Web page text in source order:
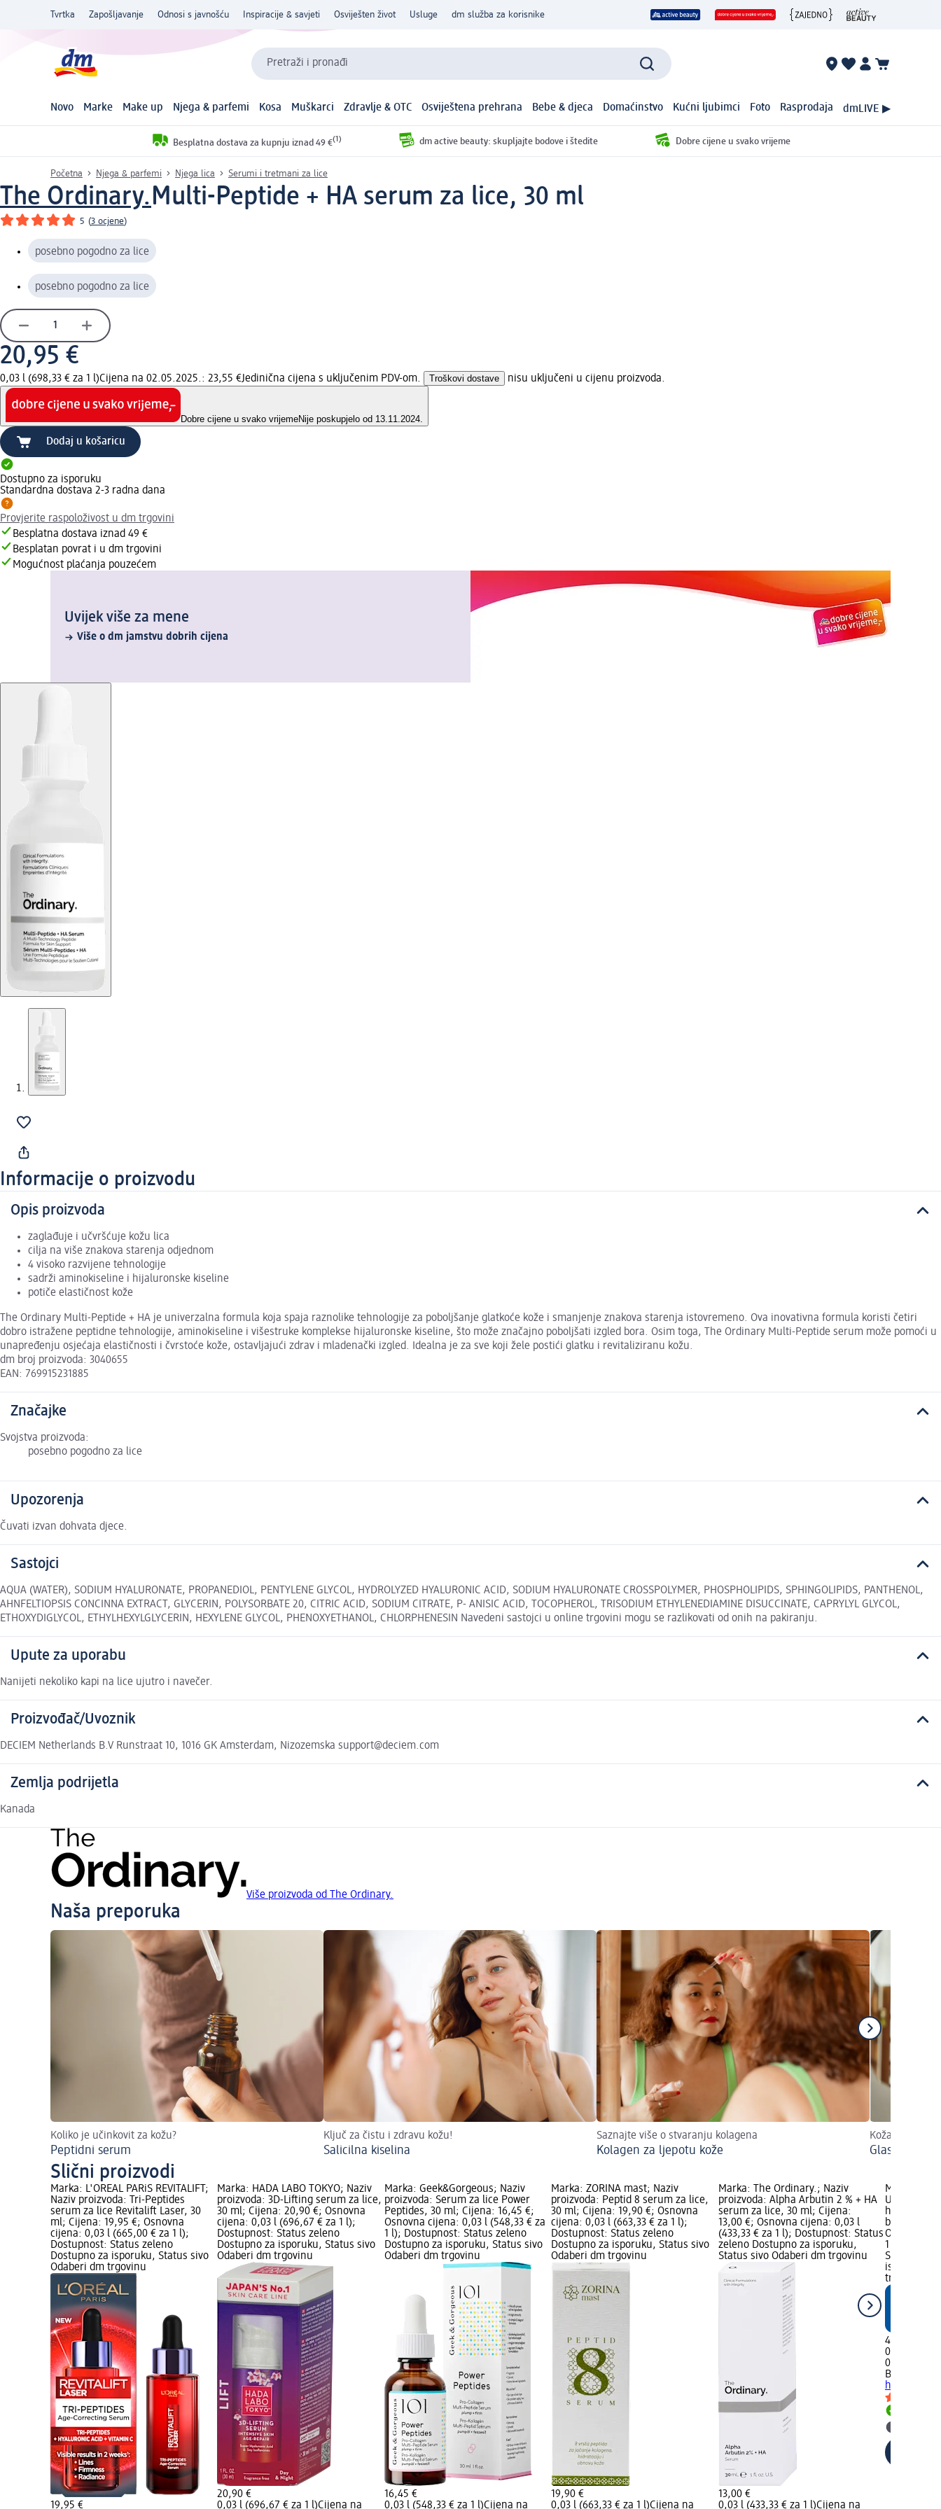
Tvrtka Zapošljavanje Odnosi s javnošću Inspiracije & savjeti Osviješten život Usluge dm služba za korisnike
Pretraži i pronađi
Novo Marke Make up Njega & parfemi Kosa Muškarci Zdravlje & OTC Osviještena prehrana Bebe & djeca Domaćinstvo Kućni ljubimci Foto Rasprodaja dmLIVE ▶
Besplatna dostava za kupnju iznad 49 €(1) dm active beauty: skupljajte bodove i štedite Dobre cijene u svako vrijeme
Početna Njega & parfemi Njega lica Serumi i tretmani za lice
The Ordinary.Multi-Peptide + HA serum za lice, 30 ml
5 (3 ocjene)
posebno pogodno za lice
posebno pogodno za lice
20,95 €
0,03 l (698,33 € za 1 l)Cijena na 02.05.2025.: 23,55 €Jedinična cijena s uključenim PDV-om. Troškovi dostave nisu uključeni u cijenu proizvoda.
Dobre cijene u svako vrijemeNije poskupjelo od 13.11.2024.
Dodaj u košaricu
Dostupno za isporuku
Standardna dostava 2-3 radna dana
Provjerite raspoloživost u dm trgovini
Besplatna dostava iznad 49 €
Besplatan povrat i u dm trgovini
Mogućnost plaćanja pouzećem
Uvijek više za mene
Više o dm jamstvu dobrih cijena
Informacije o proizvodu
Opis proizvoda
zaglađuje i učvršćuje kožu lica
cilja na više znakova starenja odjednom
4 visoko razvijene tehnologije
sadrži aminokiseline i hijaluronske kiseline
potiče elastičnost kože
The Ordinary Multi-Peptide + HA je univerzalna formula koja spaja raznolike tehnologije za poboljšanje glatkoće kože i smanjenje znakova starenja istovremeno. Ova inovativna formula koristi četiri
dobro istražene peptidne tehnologije, aminokiseline i višestruke komplekse hijaluronske kiseline, što može značajno poboljšati izgled bora. Osim toga, The Ordinary Multi-Peptide serum može pomoći u
unapređenju osjećaja elastičnosti i čvrstoće kože, ostavljajući zdrav i mladenački izgled. Idealna je za sve koji žele postići glatku i revitaliziranu kožu.
dm broj proizvoda: 3040655
EAN: 769915231885
Značajke
Svojstva proizvoda:
posebno pogodno za lice
Upozorenja
Čuvati izvan dohvata djece.
Sastojci
AQUA (WATER), SODIUM HYALURONATE, PROPANEDIOL, PENTYLENE GLYCOL, HYDROLYZED HYALURONIC ACID, SODIUM HYALURONATE CROSSPOLYMER, PHOSPHOLIPIDS, SPHINGOLIPIDS, PANTHENOL,
AHNFELTIOPSIS CONCINNA EXTRACT, GLYCERIN, POLYSORBATE 20, CITRIC ACID, SODIUM CITRATE, P- ANISIC ACID, TOCOPHEROL, TRISODIUM ETHYLENEDIAMINE DISUCCINATE, CAPRYLYL GLYCOL,
ETHOXYDIGLYCOL, ETHYLHEXYLGLYCERIN, HEXYLENE GLYCOL, PHENOXYETHANOL, CHLORPHENESIN Navedeni sastojci u online trgovini mogu se razlikovati od onih na pakiranju.
Upute za uporabu
Nanijeti nekoliko kapi na lice ujutro i navečer.
Proizvođač/Uvoznik
DECIEM Netherlands B.V Runstraat 10, 1016 GK Amsterdam, Nizozemska support@deciem.com
Zemlja podrijetla
Kanada
Više proizvoda od The Ordinary.
Naša preporuka
Koliko je učinkovit za kožu?
Peptidni serum
Ključ za čistu i zdravu kožu!
Salicilna kiselina
Saznajte više o stvaranju kolagena
Kolagen za ljepotu kože
Koža blistava
Glass Skin
Slični proizvodi
Marka: L'ORÉAL PARiS REVITALIFT;
Naziv proizvoda: Tri-Peptides
serum za lice Revitalift Laser, 30
ml; Cijena: 19,95 €; Osnovna
cijena: 0,03 l (665,00 € za 1 l);
Dostupnost: Status zeleno
Dostupno za isporuku, Status sivo
Odaberi dm trgovinu
19,95 €
Marka: HADA LABO TOKYO; Naziv
proizvoda: 3D-Lifting serum za lice,
30 ml; Cijena: 20,90 €; Osnovna
cijena: 0,03 l (696,67 € za 1 l);
Dostupnost: Status zeleno
Dostupno za isporuku, Status sivo
Odaberi dm trgovinu
20,90 €
0,03 l (696,67 € za 1 l)Cijena na
Marka: Geek&Gorgeous; Naziv
proizvoda: Serum za lice Power
Peptides, 30 ml; Cijena: 16,45 €;
Osnovna cijena: 0,03 l (548,33 € za
1 l); Dostupnost: Status zeleno
Dostupno za isporuku, Status sivo
Odaberi dm trgovinu
16,45 €
0,03 l (548,33 € za 1 l)Cijena na
Marka: ZORINA mast; Naziv
proizvoda: Peptid 8 serum za lice,
30 ml; Cijena: 19,90 €; Osnovna
cijena: 0,03 l (663,33 € za 1 l);
Dostupnost: Status zeleno
Dostupno za isporuku, Status sivo
Odaberi dm trgovinu
19,90 €
0,03 l (663,33 € za 1 l)Cijena na
Marka: The Ordinary.; Naziv
proizvoda: Alpha Arbutin 2 % + HA
serum za lice, 30 ml; Cijena:
13,00 €; Osnovna cijena: 0,03 l
(433,33 € za 1 l); Dostupnost: Status
zeleno Dostupno za isporuku,
Status sivo Odaberi dm trgovinu
13,00 €
0,03 l (433,33 € za 1 l)Cijena na
Marka:
hidratantni
bora
Osnovna
1 l); dm
Status
isporuku,
trgovinu
4,95 €
0,03 l
Balea
hidratantni